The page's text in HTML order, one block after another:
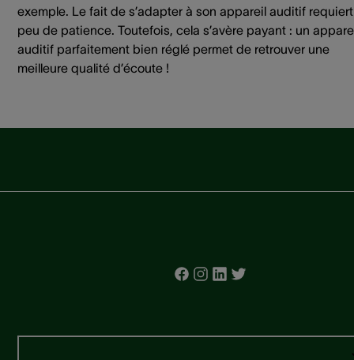
exemple. Le fait de s’adapter à son appareil auditif
peu de patience. Toutefois, cela s’avère payant : un
auditif parfaitement bien réglé permet de retrouver une
meilleure qualité d’écoute !